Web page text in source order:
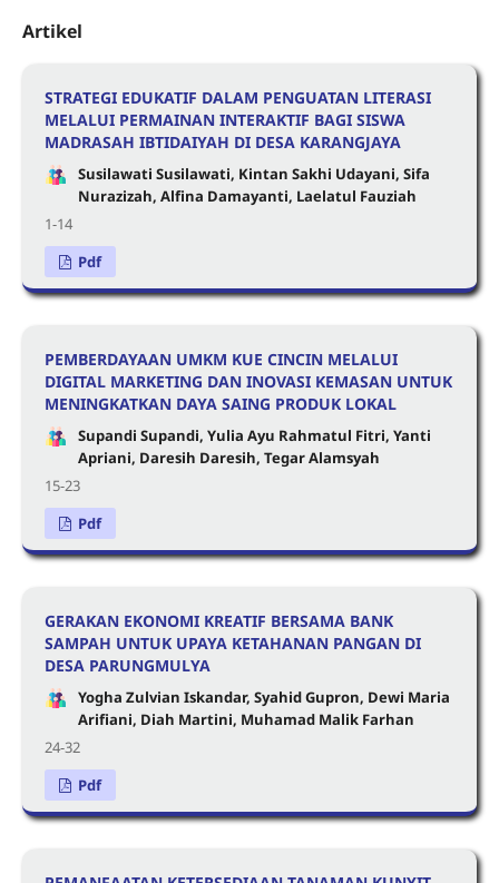
Artikel
STRATEGI EDUKATIF DALAM PENGUATAN LITERASI
MELALUI PERMAINAN INTERAKTIF BAGI SISWA
MADRASAH IBTIDAIYAH DI DESA KARANGJAYA
Susilawati Susilawati, Kintan Sakhi Udayani, Sifa
Nurazizah, Alfina Damayanti, Laelatul Fauziah
1-14
Pdf
PEMBERDAYAAN UMKM KUE CINCIN MELALUI
DIGITAL MARKETING DAN INOVASI KEMASAN UNTUK
MENINGKATKAN DAYA SAING PRODUK LOKAL
Supandi Supandi, Yulia Ayu Rahmatul Fitri, Yanti
Apriani, Daresih Daresih, Tegar Alamsyah
15-23
Pdf
GERAKAN EKONOMI KREATIF BERSAMA BANK
SAMPAH UNTUK UPAYA KETAHANAN PANGAN DI
DESA PARUNGMULYA
Yogha Zulvian Iskandar, Syahid Gupron, Dewi Maria
Arifiani, Diah Martini, Muhamad Malik Farhan
24-32
Pdf